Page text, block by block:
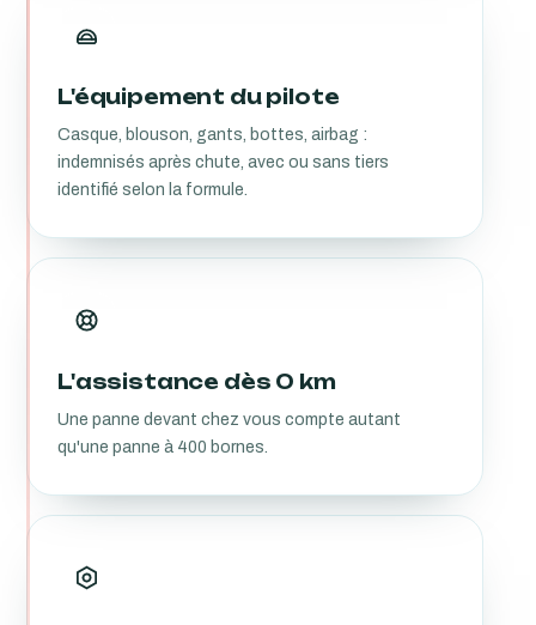
L'équipement du pilote
Casque, blouson, gants, bottes, airbag :
indemnisés après chute, avec ou sans tiers
identifié selon la formule.
L'assistance dès 0 km
Une panne devant chez vous compte autant
qu'une panne à 400 bornes.